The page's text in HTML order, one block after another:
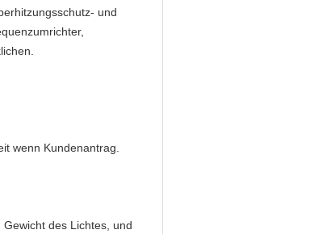
und
wenn Kundenantrag.
des Lichtes, und